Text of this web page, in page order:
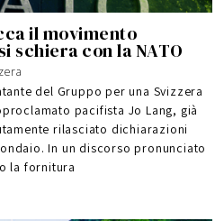
il movimento
schiera con la NATO
del Gruppo per una Svizzera
pacifista Jo Lang, già
rilasciato dichiarazioni
In un discorso pronunciato
la fornitura